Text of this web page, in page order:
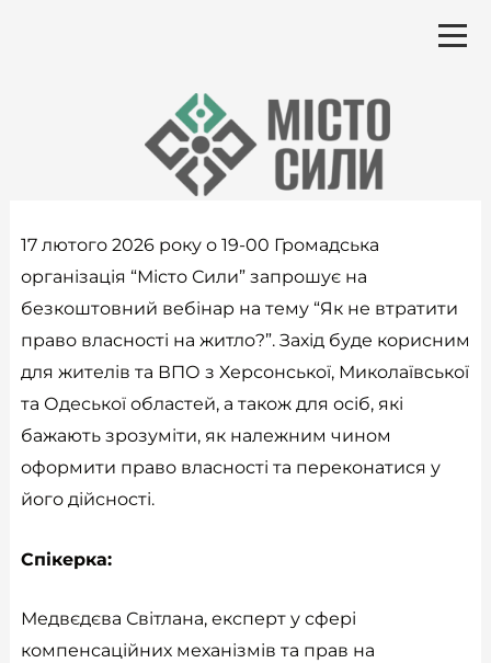
17 лютого 2026 року о 19-00 Громадська
організація “Місто Сили” запрошує на
безкоштовний вебінар на тему “Як не втратити
право власності на житло?”. Захід буде корисним
для жителів та ВПО з Херсонської, Миколаївської
та Одеської областей, а також для осіб, які
бажають зрозуміти, як належним чином
оформити право власності та переконатися у
його дійсності.
Спікерка:
Медвєдєва Світлана, експерт у сфері
компенсаційних механізмів та прав на